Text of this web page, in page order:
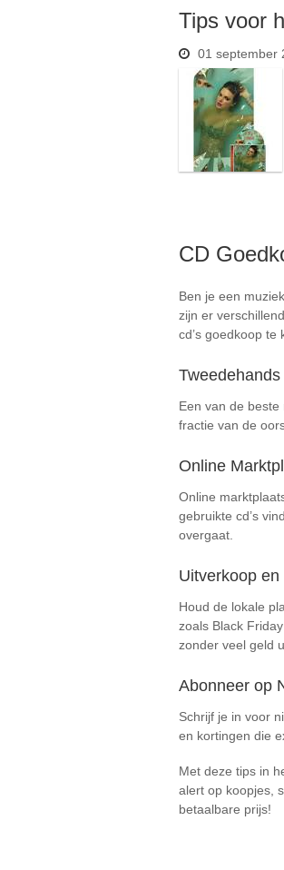
Tips voor
01 september
CD
Ben je een
zijn er
cd’s goedkoop te
Een van de
fractie van de
Online
Online
gebruikte cd’s
overgaat.
Uitverkoop
Houd de lokale
zoals Black
zonder veel geld
Abonneer op
Schrijf je in voor
en kortingen die
Met deze tips in
alert op koopjes,
betaalbare prijs!